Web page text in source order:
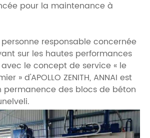
pour la maintenance à
responsable concernée
sur les hautes performances
le concept de service « le
» d'APOLLO ZENITH, ANNAI est
permanence des blocs de béton